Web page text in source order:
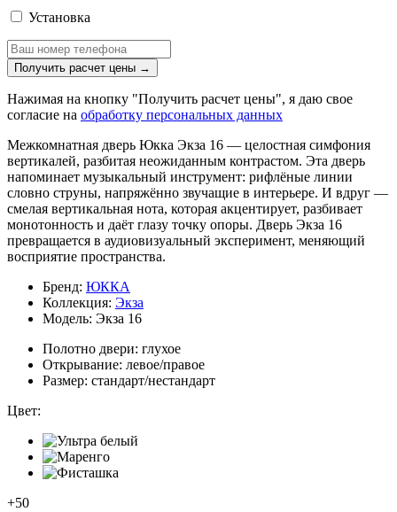
Установка
Получить расчет цены →
Нажимая на кнопку "Получить расчет цены", я даю свое
согласие на обработку персональных данных
Межкомнатная дверь Юкка Экза 16 — целостная симфония
вертикалей, разбитая неожиданным контрастом. Эта дверь
напоминает музыкальный инструмент: рифлёные линии
словно струны, напряжённо звучащие в интерьере. И вдруг —
смелая вертикальная нота, которая акцентирует, разбивает
монотонность и даёт глазу точку опоры. Дверь Экза 16
превращается в аудиовизуальный эксперимент, меняющий
восприятие пространства.
Бренд: ЮККА
Коллекция: Экза
Модель: Экза 16
Полотно двери: глухое
Открывание: левое/правое
Размер: стандарт/нестандарт
Цвет:
+50